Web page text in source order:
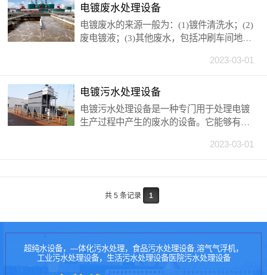
处理设备还可以节约水资源，降低生产成
本，提高企业的经济效益。
电镀废水处理设备
电镀废水的来源一般为：(1)镀件清洗水；(2)
废电镀液；(3)其他废水，包括冲刷车间地
由于镀槽渗漏或操作管理不当造成的 “跑、
却水，冷却水在使用过程中除温度升高以
外，未受到污染。电镀废水的水质、水量与
电镀生产的工艺条件、生产负荷、操作管理
与用水方式等因素有关。电镀废水的水质复
杂，成分不易控制，其中含有铬、镉、镍、
2023-03-01
电镀污水处理设备
电镀污水处理设备是一种专门用于处理电镀
生产过程中产生的废水的设备。它能够有效
机物等污染物质，将废水处理成达到排放标
物理处理、化学处理和生物处理等技术。
2023-03-01
共 5 条记录 1
超纯水设备，—体化污水处理，食品污水处理设备,溶气气浮机，
工业污水处理设备，生活污水处理设备医院污水处理设备